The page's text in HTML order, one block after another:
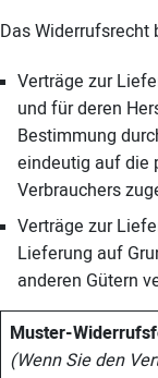
Das
Verträge zur
und für deren
Bestimmung
eindeutig auf die
Verbrauchers
Verträge zur
Lieferung auf
anderen Gütern
Muster-
(Wenn Sie den